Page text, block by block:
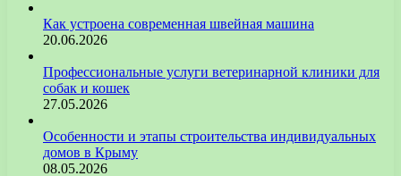
Как устроена современная швейная машина
20.06.2026
Профессиональные услуги ветеринарной клиники для
собак и кошек
27.05.2026
Особенности и этапы строительства индивидуальных
домов в Крыму
08.05.2026